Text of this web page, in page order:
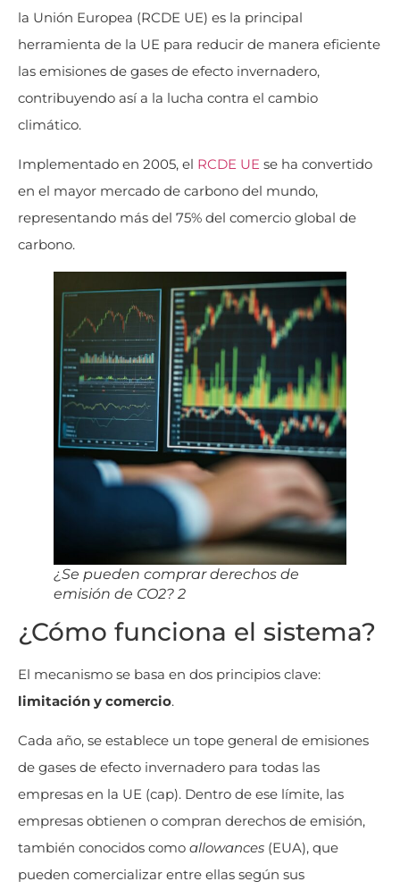
la Unión Europea (RCDE UE) es la principal
herramienta de la UE para reducir de manera eficiente
las emisiones de gases de efecto invernadero,
contribuyendo así a la lucha contra el cambio
climático.
Implementado en 2005, el RCDE UE se ha convertido
en el mayor mercado de carbono del mundo,
representando más del 75% del comercio global de
carbono.
¿Se pueden comprar derechos de
emisión de CO2? 2
¿Cómo funciona el sistema?
El mecanismo se basa en dos principios clave:
limitación y comercio.
Cada año, se establece un tope general de emisiones
de gases de efecto invernadero para todas las
empresas en la UE (cap). Dentro de ese límite, las
empresas obtienen o compran derechos de emisión,
también conocidos como allowances (EUA), que
pueden comercializar entre ellas según sus